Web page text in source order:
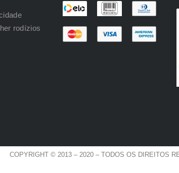
rodízios
COPYRIGHT © 2013 – 2020 – TODOS OS DIREITOS